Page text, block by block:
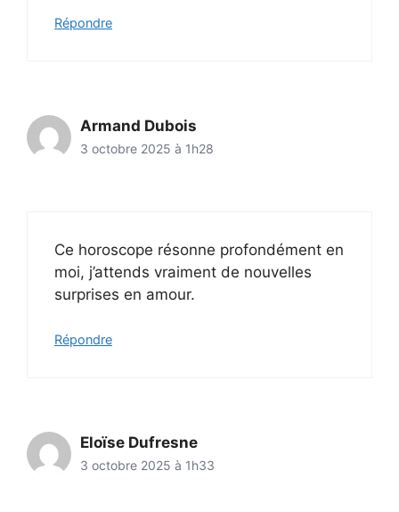
Répondre
Armand Dubois
3 octobre 2025 à 1h28
Ce horoscope résonne profondément en
moi, j’attends vraiment de nouvelles
surprises en amour.
Répondre
Eloïse Dufresne
3 octobre 2025 à 1h33